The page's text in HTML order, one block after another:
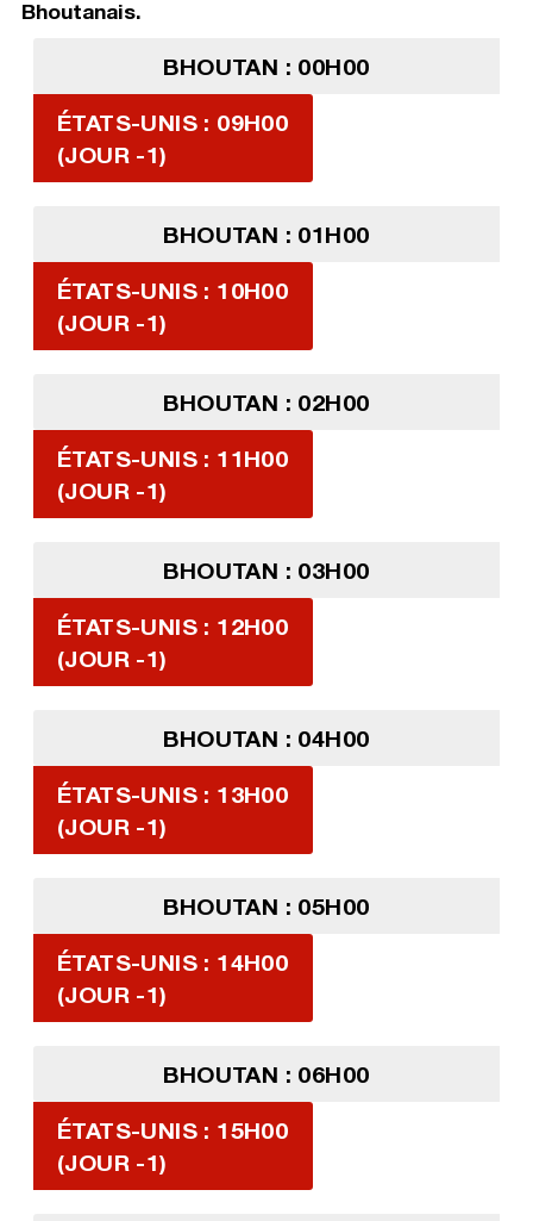
Bhoutanais.
BHOUTAN : 00H00
ÉTATS-UNIS : 09H00
(JOUR -1)
BHOUTAN : 01H00
ÉTATS-UNIS : 10H00
(JOUR -1)
BHOUTAN : 02H00
ÉTATS-UNIS : 11H00
(JOUR -1)
BHOUTAN : 03H00
ÉTATS-UNIS : 12H00
(JOUR -1)
BHOUTAN : 04H00
ÉTATS-UNIS : 13H00
(JOUR -1)
BHOUTAN : 05H00
ÉTATS-UNIS : 14H00
(JOUR -1)
BHOUTAN : 06H00
ÉTATS-UNIS : 15H00
(JOUR -1)